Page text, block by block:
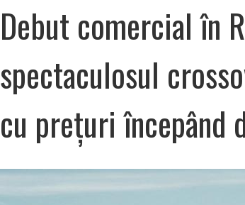
Debut comercial în
spectaculosul
cu prețuri începând